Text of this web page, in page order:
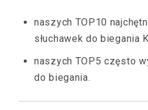
naszych TOP10
słuchawek do biegania
naszych TOP5 często
do biegania.